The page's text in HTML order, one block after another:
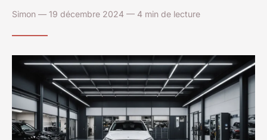
Simon — 19 décembre 2024 — 4 min de lecture